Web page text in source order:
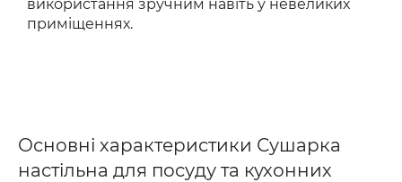
використання зручним навіть у невеликих
приміщеннях.
Основні характеристики Сушарка
настільна для посуду та кухонних